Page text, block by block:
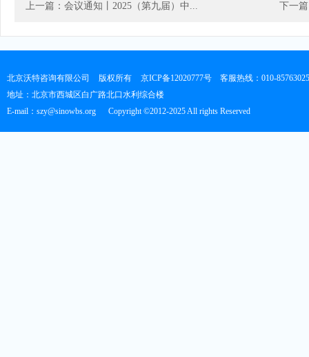
上一篇：会议通知丨2025（第九届）中... 下一
北京沃特咨询有限公司 版权所有 京ICP备12020777号 客服热线：010-85763025
地址：北京市西城区白广路北口水利综合楼
E-mail：szy@sinowbs.org
Copyright ©2012-2025 All rights Reserved